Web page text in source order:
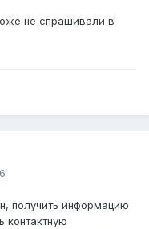
не спрашивали в
получить информацию
контактную